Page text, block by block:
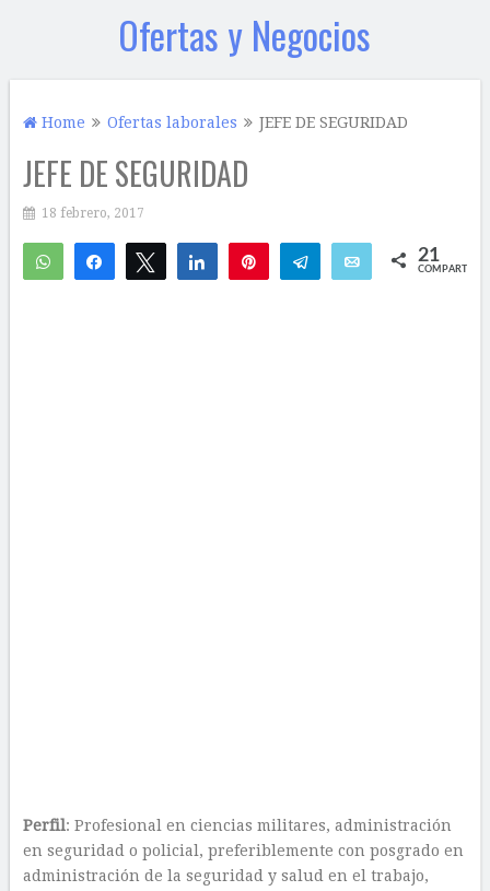
Ofertas y Negocios
Home Ofertas laborales JEFE DE SEGURIDAD
JEFE DE SEGURIDAD
18 febrero, 2017
WhatsAppCompartirTwittear Compartir Telegram Email 21
COMPARTIR
Perfil: Profesional en ciencias militares, administración
en seguridad o policial, preferiblemente con posgrado en
administración de la seguridad y salud en el trabajo,